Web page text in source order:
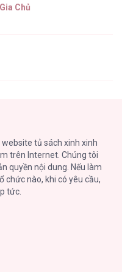
Chủ
Dăm
tủ sách xinh xinh
trên Internet. Chúng tôi
quyền nội dung. Nếu làm
chức nào, khi có yêu cầu,
tức.